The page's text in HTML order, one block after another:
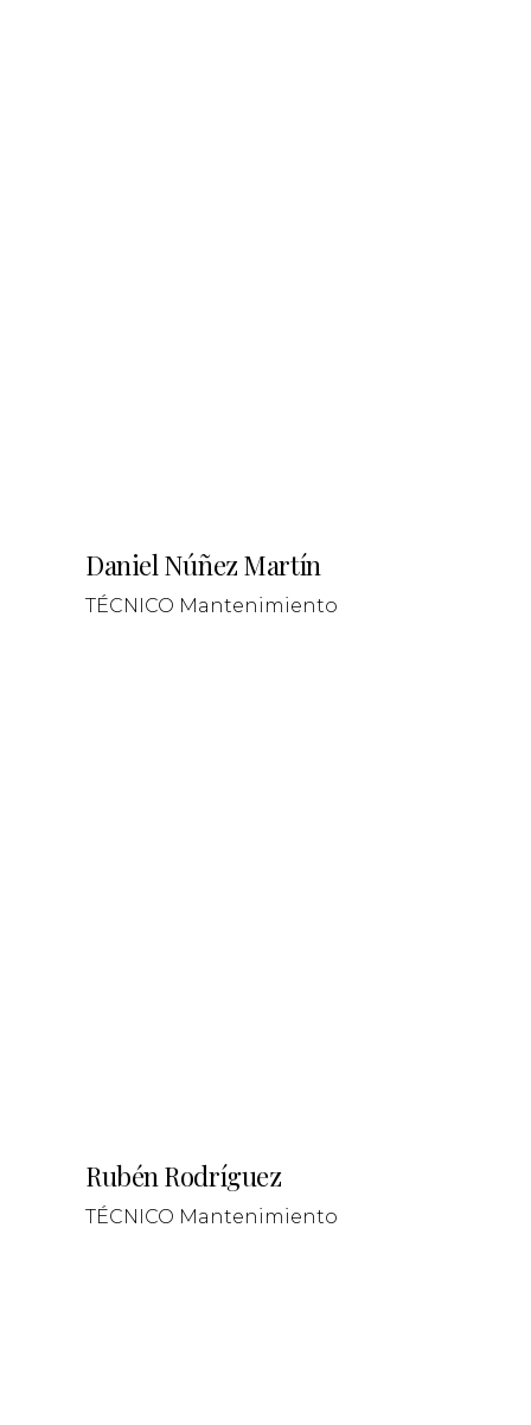
Daniel Núñez Martín
TÉCNICO Mantenimiento
Rubén Rodríguez
TÉCNICO Mantenimiento